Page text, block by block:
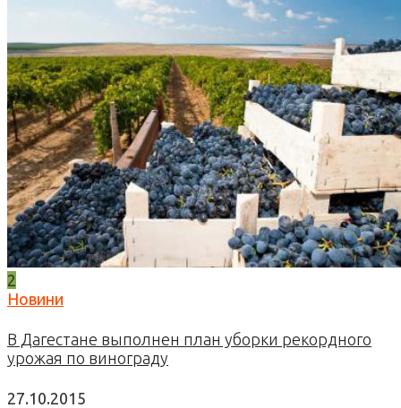
2
Новини
В Дагестане выполнен план уборки рекордного
урожая по винограду
27.10.2015